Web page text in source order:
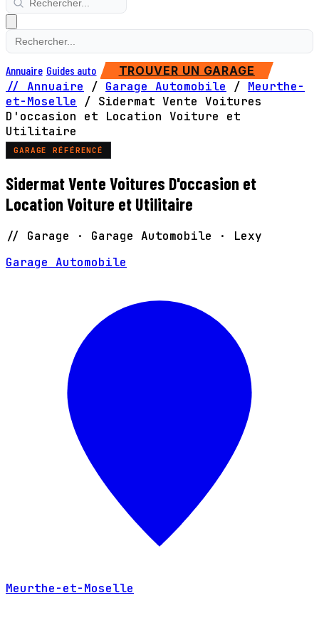
Annuaire Guides auto TROUVER UN GARAGE
// Annuaire / Garage Automobile / Meurthe-
et-Moselle
/ Sidermat Vente Voitures
D'occasion et Location Voiture et
Utilitaire
GARAGE RÉFÉRENCÉ
Sidermat Vente Voitures D'occasion et
Location Voiture et Utilitaire
// Garage · Garage Automobile · Lexy
Garage Automobile
Meurthe-et-Moselle